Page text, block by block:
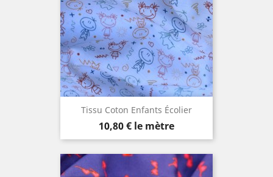
Tissu Coton Enfants Écolier
Prix
10,80 € le mètre